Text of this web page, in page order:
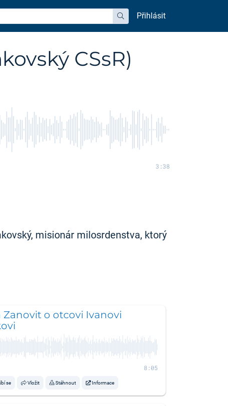
hledat
Přihlásit
CSsR)
3:38
misionár milosrdenstva, ktorý
Zanovit o otcovi Ivanovi
8:05
se Vložit Stáhnout Informace